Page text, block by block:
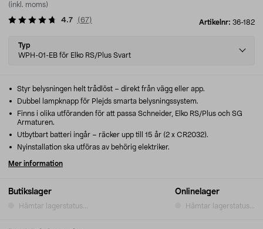
(inkl. moms)
Artikelnr: 36-182
4.7 (67)
Select
variant
Typ
WPH-01-EB för Elko RS/Plus Svart
Butikslager
Hämtar lagerstatus...
Onlinelager
Hämtar lagerstatus...
Styr belysningen helt trådlöst – direkt från vägg eller app.
Dubbel lampknapp för Plejds smarta belysningssystem.
Finns i olika utföranden för att passa Schneider, Elko RS/Plus och SG
Armaturen.
Utbytbart batteri ingår – räcker upp till 15 år (2 x CR2032).
Nyinstallation ska utföras av behörig elektriker.
Mer information